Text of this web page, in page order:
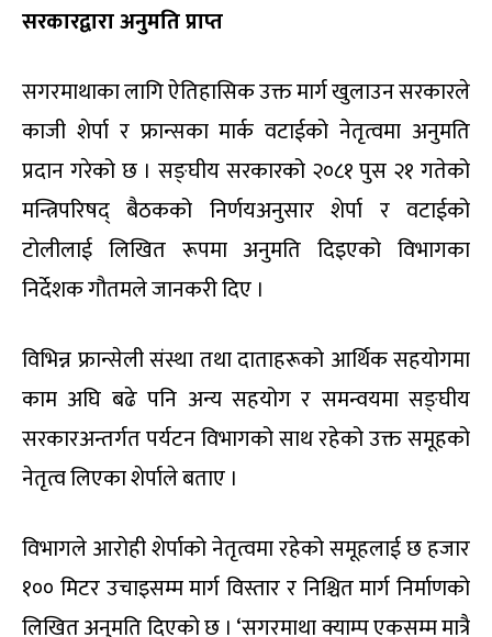
सरकारद्वारा अनुमति प्राप्त
सगरमाथाका लागि ऐतिहासिक उक्त मार्ग खुलाउन सरकारले
काजी शेर्पा र फ्रान्सका मार्क वटाईको नेतृत्वमा अनुमति
प्रदान गरेको छ । सङ्घीय सरकारको २०८१ पुस २१ गतेको
मन्त्रिपरिषद् बैठकको निर्णयअनुसार शेर्पा र वटाईको
टोलीलाई लिखित रूपमा अनुमति दिइएको विभागका
निर्देशक गौतमले जानकरी दिए ।
विभिन्न फ्रान्सेली संस्था तथा दाताहरूको आर्थिक सहयोगमा
काम अघि बढे पनि अन्य सहयोग र समन्वयमा सङ्घीय
सरकारअन्तर्गत पर्यटन विभागको साथ रहेको उक्त समूहको
नेतृत्व लिएका शेर्पाले बताए ।
विभागले आरोही शेर्पाको नेतृत्वमा रहेको समूहलाई छ हजार
१०० मिटर उचाइसम्म मार्ग विस्तार र निश्चित मार्ग निर्माणको
लिखित अनुमति दिएको छ । ‘सगरमाथा क्याम्प एकसम्म मात्रै